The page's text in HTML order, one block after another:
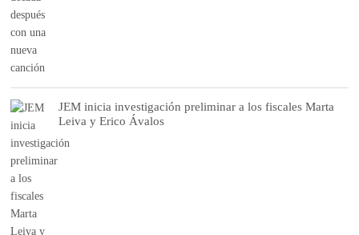
JEM inicia investigación preliminar a los fiscales Marta
Leiva y Erico Ávalos